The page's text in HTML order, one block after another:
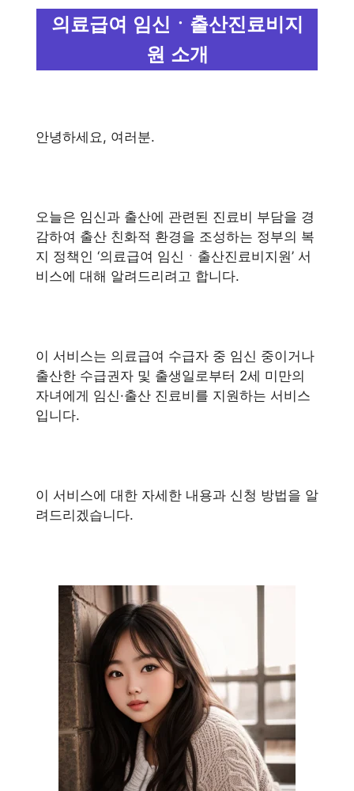
의료급여 임신ㆍ출산진료비지
원 소개
안녕하세요, 여러분.
오늘은 임신과 출산에 관련된 진료비 부담을 경
감하여 출산 친화적 환경을 조성하는 정부의 복
지 정책인 ‘의료급여 임신ㆍ출산진료비지원’ 서
비스에 대해 알려드리려고 합니다.
이 서비스는 의료급여 수급자 중 임신 중이거나
출산한 수급권자 및 출생일로부터 2세 미만의
자녀에게 임신·출산 진료비를 지원하는 서비스
입니다.
이 서비스에 대한 자세한 내용과 신청 방법을 알
려드리겠습니다.